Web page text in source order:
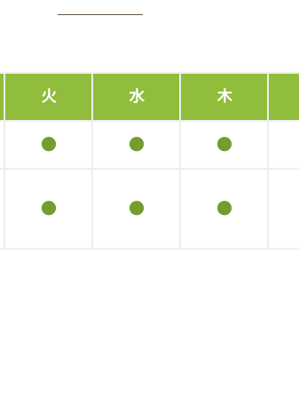
火 水 木
● ● ●
● ● ●